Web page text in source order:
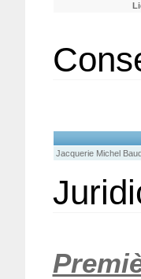
Jacquerie Michel